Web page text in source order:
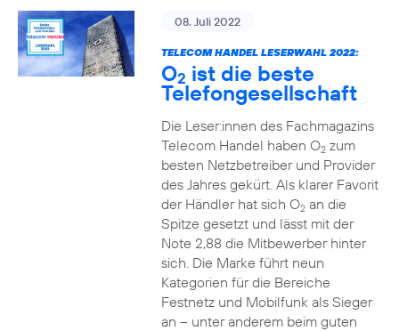
08. Juli 2022
TELECOM HANDEL LESERWAHL 2022:
O2 ist die beste
Telefongesellschaft
Die Leser:innen des Fachmagazins
Telecom Handel haben O2zum
besten Netzbetreiber und Provider
des Jahres gekürt. Als klarer Favorit
der Händler hat sich O2an die
Spitze gesetzt und lässt mit der
Note 2,88 die Mitbewerber hinter
sich. Die Marke führt neun
Kategorien für die Bereiche
Festnetz und Mobilfunk als Sieger
an – unter anderem beim guten